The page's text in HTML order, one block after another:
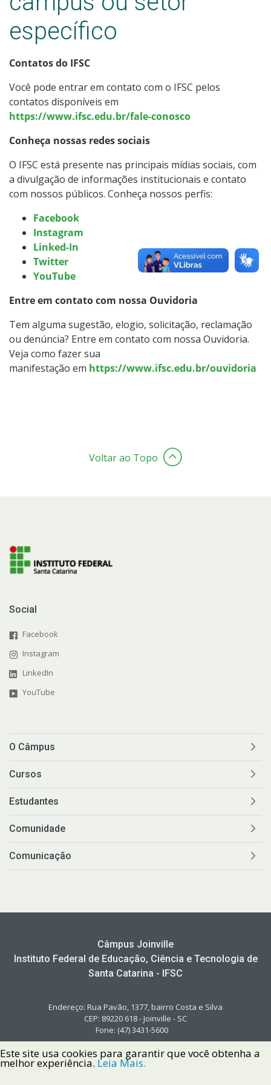
Certificação do Ensino Médio
Quero trabalhar no IFSC
Quero ser fornecedor do IFSC
específico
Contatos do IFSC
Você pode entrar em contato com o IFSC pelos
contatos disponíveis em
https://www.ifsc.edu.br/fale-conosco
Conheça nossas redes sociais
O IFSC está presente nas principais mídias sociais, com
a divulgação de informações institucionais e contato
com nossos públicos. Conheça nossos perfis:
Facebook
Instagram
Linked-In
Twitter
YouTube
Entre em contato com nossa Ouvidoria
Tem alguma sugestão, elogio, solicitação, reclamação
ou denúncia? Entre em contato com nossa Ouvidoria.
Veja como fazer sua
manifestação em https://www.ifsc.edu.br/ouvidoria
Voltar ao Topo
Social
Facebook
Instagram
LinkedIn
YouTube
O Câmpus
Cursos
Estudantes
Comunidade
Comunicação
Câmpus Joinville
Instituto Federal de Educação, Ciência e Tecnologia de
Santa Catarina - IFSC
Endereço: Rua Pavão, 1377, bairro Costa e Silva
CEP: 89220 618 - Joinville - SC
Fone: (47) 3431-5600
Este site usa cookies para garantir que você obtenha a
melhor experiência. Leia Mais.